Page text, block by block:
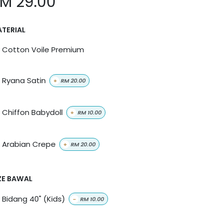
Cotton Voile Premium
Ryana Satin + RM20.00
Chiffon Babydoll + RM 10.00
Arabian Crepe + RM20.00
BAWAL
Bidang 40" (Kids) - RM 10.00